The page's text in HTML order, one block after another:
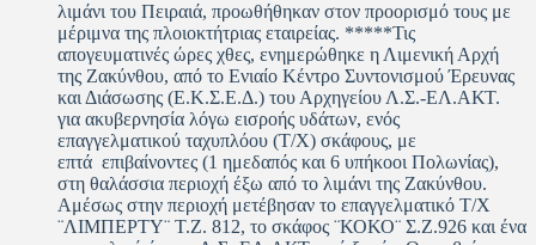
λιμάνι του Πειραιά, προωθήθηκαν στον προορισμό τους με
μέριμνα της πλοιοκτήτριας εταιρείας. *****Τις
απογευματινές ώρες χθες, ενημερώθηκε η Λιμενική Αρχή
της Ζακύνθου, από το Ενιαίο Κέντρο Συντονισμού Έρευνας
και Διάσωσης (Ε.Κ.Σ.Ε.Δ.) του Αρχηγείου Λ.Σ.-ΕΛ.ΑΚΤ.
για ακυβερνησία λόγω εισροής υδάτων, ενός
επαγγελματικού ταχυπλόου (Τ/Χ) σκάφους, με
επτά επιβαίνοντες (1 ημεδαπός και 6 υπήκοοι Πολωνίας),
στη θαλάσσια περιοχή έξω από το λιμάνι της Ζακύνθου.
Αμέσως στην περιοχή μετέβησαν το επαγγελματικό Τ/Χ
¨ΛΙΜΠΕΡΤΥ¨ Τ.Ζ. 812, το σκάφος ¨ΚΟΚΟ¨ Σ.Ζ.926 και ένα